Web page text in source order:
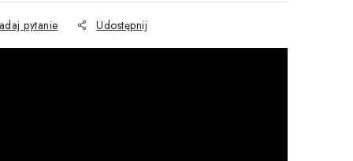
pytanie Udostępnij